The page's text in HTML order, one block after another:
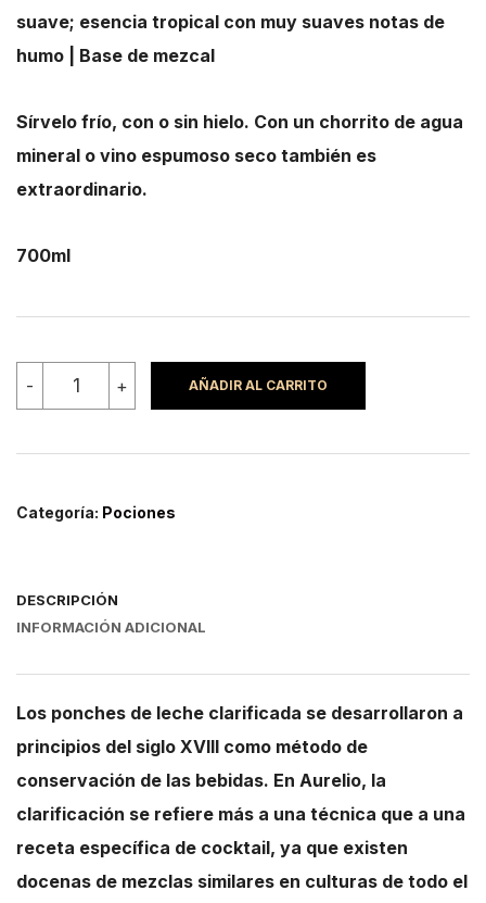
suave; esencia tropical con muy suaves notas de
humo | Base de mezcal
Sírvelo frío, con o sin hielo. Con un chorrito de agua
mineral o vino espumoso seco también es
extraordinario.
700ml
-
cocktail
clarificado
+ AÑADIR AL CARRITO
Categoría: Pociones
DESCRIPCIÓN
INFORMACIÓN ADICIONAL
Los ponches de leche clarificada se desarrollaron a
principios del siglo XVIII como método de
conservación de las bebidas. En Aurelio, la
clarificación se refiere más a una técnica que a una
receta específica de cocktail, ya que existen
docenas de mezclas similares en culturas de todo el